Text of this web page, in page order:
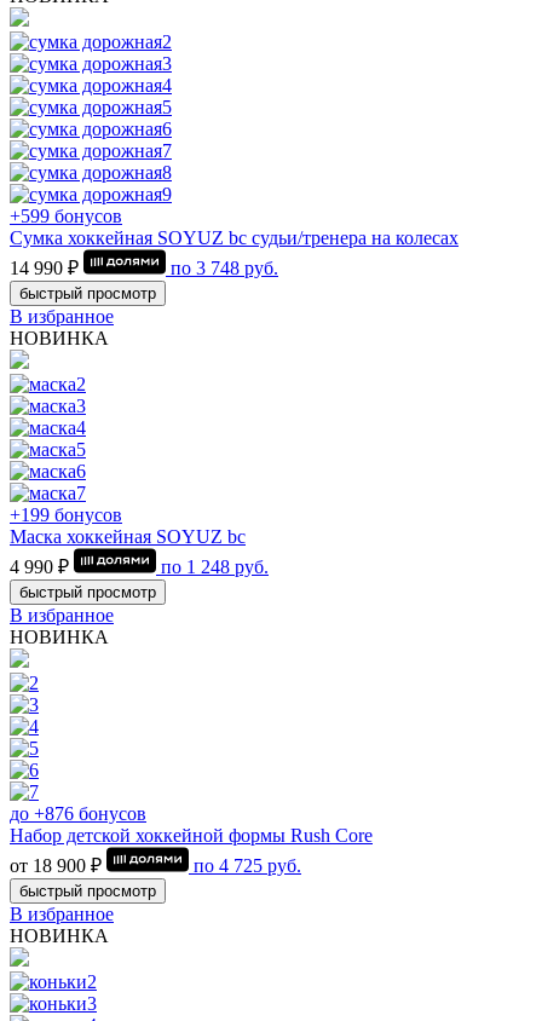
+599 бонусов
Сумка хоккейная SOYUZ bc судьи/тренера на колесах
14 990 ₽
по 3 748 руб.
быстрый просмотр
В избранное
НОВИНКА
+199 бонусов
Маска хоккейная SOYUZ bc
4 990 ₽
по 1 248 руб.
быстрый просмотр
В избранное
НОВИНКА
до +876 бонусов
Набор детской хоккейной формы Rush Core
от 18 900 ₽
по 4 725 руб.
быстрый просмотр
В избранное
НОВИНКА